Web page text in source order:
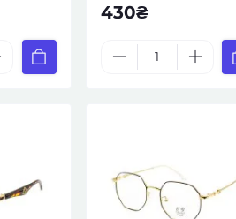
430₴